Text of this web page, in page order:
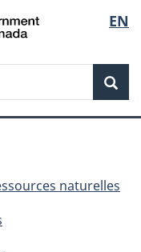
de
la
EN
naturelles